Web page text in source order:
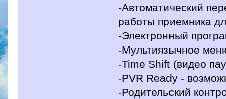
-Автоматический
работы приемника
-Электронный
-Мультиязычное
-Time Shift (видео
-PVR Ready -
-Родительский